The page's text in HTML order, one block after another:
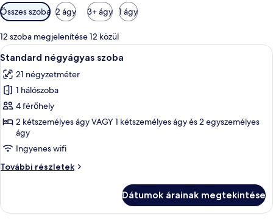
Szobákhoz
rendelkezésre
álló
szűrők
Összes szoba 2 ágy 3+ ágy 1 ágy
12 szoba megjelenítése 12 közül
A
következő
szoba
összes
képének
megtekintése:
Standard
négyágyas
szoba
Egy kétágyas szoba, egy székkel
3
Standard négyágyas szoba
21 négyzetméter
1 hálószoba
4 férőhely
2 kétszemélyes ágy VAGY 1 kétszemélyes ágy és 2 egyszemélyes
ágy
Ingyenes wifi
További részletek
Standard
részletei
Dátumok árainak megtekintése